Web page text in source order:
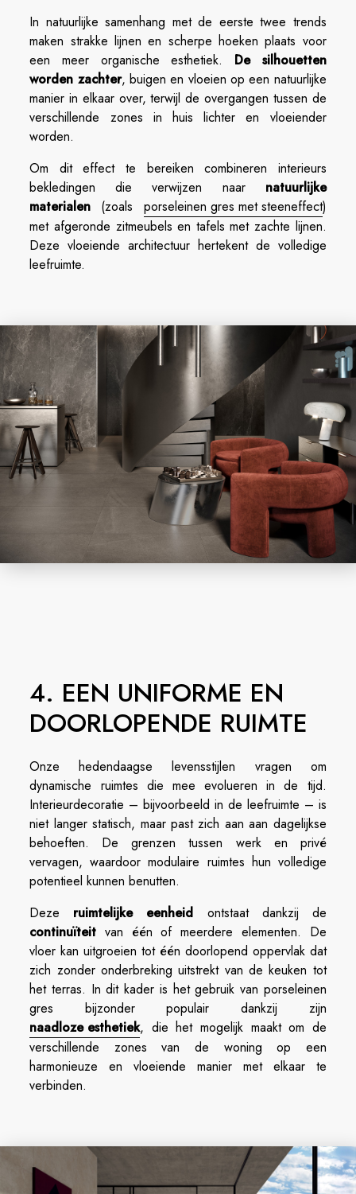
In natuurlijke samenhang met de eerste twee trends
maken strakke lijnen en scherpe hoeken plaats voor
een meer organische esthetiek. De silhouetten
worden zachter, buigen en vloeien op een natuurlijke
manier in elkaar over, terwijl de overgangen tussen de
verschillende zones in huis lichter en vloeiender
worden.
Om dit effect te bereiken combineren interieurs
bekledingen die verwijzen naar natuurlijke
materialen (zoals porseleinen gres met steeneffect)
met afgeronde zitmeubels en tafels met zachte lijnen.
Deze vloeiende architectuur hertekent de volledige
leefruimte.
4. EEN UNIFORME EN
DOORLOPENDE RUIMTE
Onze hedendaagse levensstijlen vragen om
dynamische ruimtes die mee evolueren in de tijd.
Interieurdecoratie – bijvoorbeeld in de leefruimte – is
niet langer statisch, maar past zich aan aan dagelijkse
behoeften. De grenzen tussen werk en privé
vervagen, waardoor modulaire ruimtes hun volledige
potentieel kunnen benutten.
Deze ruimtelijke eenheid ontstaat dankzij de
continuïteit van één of meerdere elementen. De
vloer kan uitgroeien tot één doorlopend oppervlak dat
zich zonder onderbreking uitstrekt van de keuken tot
het terras. In dit kader is het gebruik van porseleinen
gres bijzonder populair dankzij zijn
naadloze esthetiek, die het mogelijk maakt om de
verschillende zones van de woning op een
harmonieuze en vloeiende manier met elkaar te
verbinden.